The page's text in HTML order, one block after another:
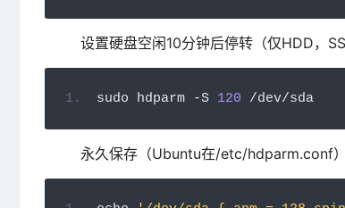
设置硬盘空闲10分钟后停转（仅HDD，
sudo hdparm -S 120 /dev/sda
永久保存（Ubuntu在/etc/hdparm.conf）